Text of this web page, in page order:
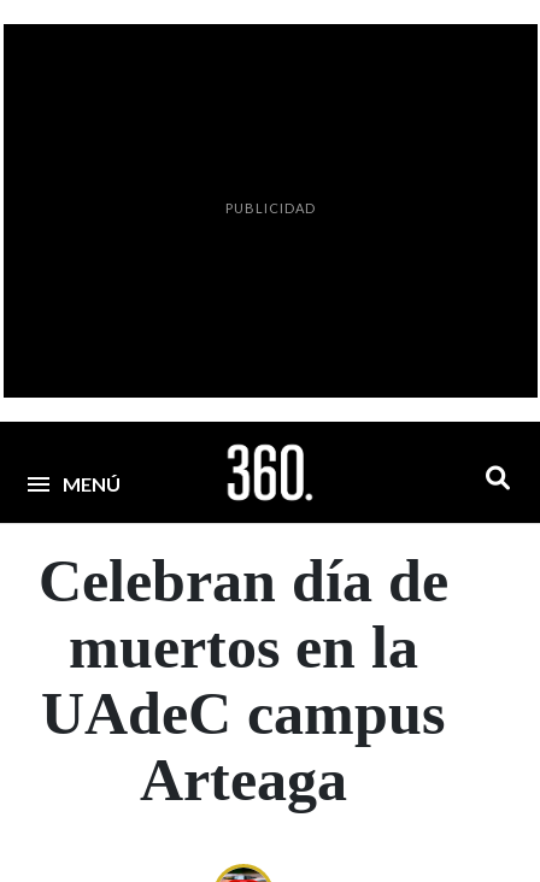
PUBLICIDAD
MENÚ
Celebran día de
muertos en la
UAdeC campus
Arteaga